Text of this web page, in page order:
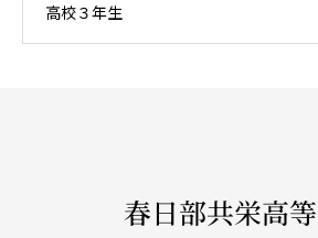
高校３年生
春日部共栄高